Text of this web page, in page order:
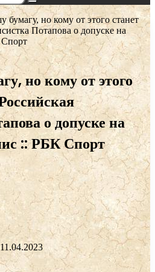
Поиск...
бумагу, но кому от этого станет
Потапова о допуске на
но кому от этого
о допуске на
:: РБК Спорт
11.04.2023